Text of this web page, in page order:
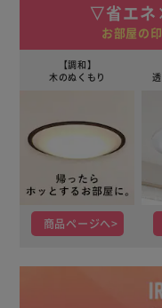
▽省エ
お部屋の
【調和】
木のぬくもり
商品ページへ